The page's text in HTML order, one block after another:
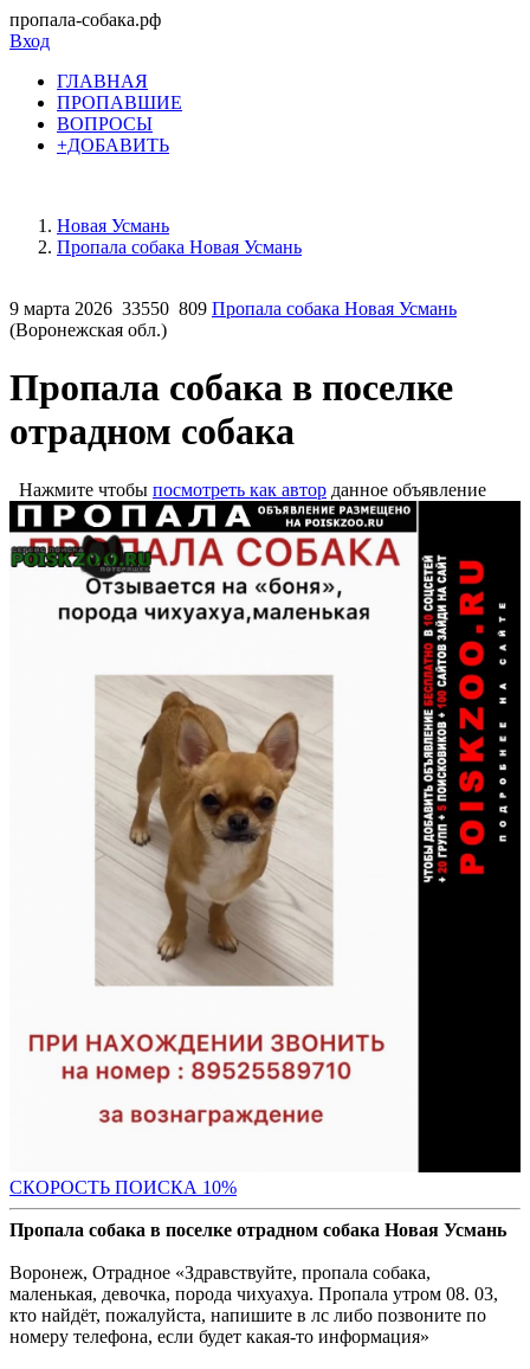
пропала-собака.рф
Вход
ГЛАВНАЯ
ПРОПАВШИЕ
ВОПРОСЫ
+ДОБАВИТЬ
Новая Усмань
Пропала собака Новая Усмань
9 марта 2026 33550 809 Пропала собака Новая Усмань
(Воронежская обл.)
Пропала собака в поселке
отрадном собака
Нажмите чтобы посмотреть как автор данное объявление
СКОРОСТЬ ПОИСКА 10%
Пропала собака в поселке отрадном собака Новая Усмань
Воронеж, Отрадное «Здравствуйте, пропала собака,
маленькая, девочка, порода чихуахуа. Пропала утром 08. 03,
кто найдёт, пожалуйста, напишите в лс либо позвоните по
номеру телефона, если будет какая-то информация»